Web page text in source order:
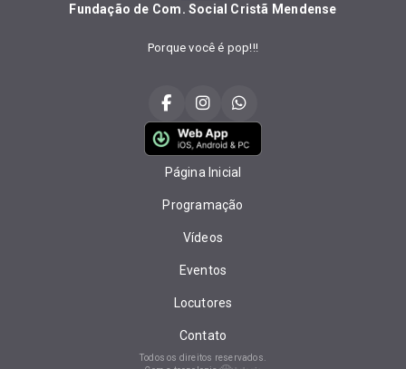
Fundação de Com. Social Cristã Mendense
Porque você é pop!!!
Página Inicial
Programação
Vídeos
Eventos
Locutores
Contato
Todos os direitos reservados.